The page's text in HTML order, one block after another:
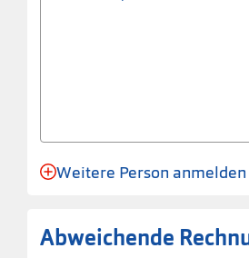
Anmeldung für eine Person
Weitere Person anmelden
Abweichende